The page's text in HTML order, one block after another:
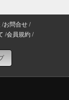
お問合せ
会員規約